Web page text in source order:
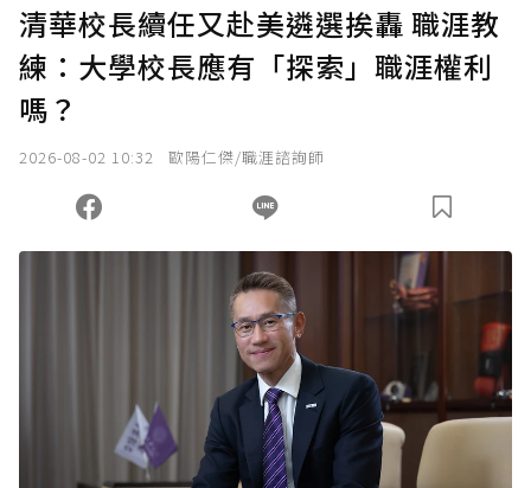
清華校長續任又赴美遴選挨轟 職涯教
練：大學校長應有「探索」職涯權利
嗎？
2026-08-02 10:32 歐陽仁傑/職涯諮詢師